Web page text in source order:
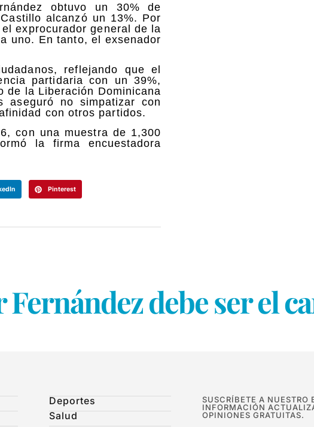
obtuvo un 30% de
alcanzó un 13%. Por
exprocurador general de la
uno. En tanto, el exsenador
reflejando que el
partidaria con un 39%,
de la Liberación Dominicana
aseguró no simpatizar con
con otros partidos.
con una muestra de 1,300
la firma encuestadora
Pinterest
debe ser el
Deportes
Salud
SUSCRÍBETE A NUESTRO
INFORMACIÓN
OPINIONES GRATUITAS.